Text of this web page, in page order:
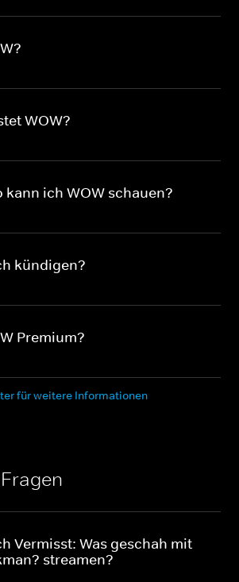
WOW?
kann ich WOW schauen?
kündigen?
Premium?
für weitere Informationen
Vermisst: Was geschah mit
streamen?